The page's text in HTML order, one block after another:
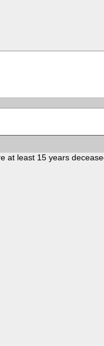
at least 15 years